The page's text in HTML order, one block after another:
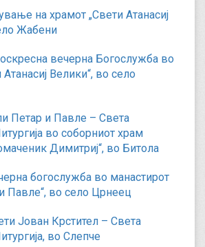
на храмот „Свети Атанасиј
Жабени
вечерна Богослужба во
Велики“, во село
Петар и Павле – Света
во соборниот храм
Димитриј“, во Битола
богослужба во манастирот
Павле“, во село Црнеец
Јован Крстител – Света
во Слепче